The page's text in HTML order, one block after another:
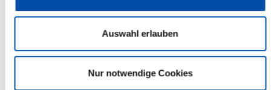
Auswahl erlauben
Nur notwendige Cookies
Zurück zur Auswahl
+